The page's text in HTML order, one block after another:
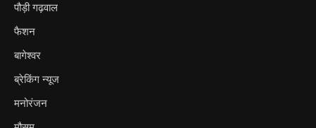
पौड़ी गढ़वाल
फैशन
बागेश्वर
ब्रेकिंग न्यूज
मनोरंजन